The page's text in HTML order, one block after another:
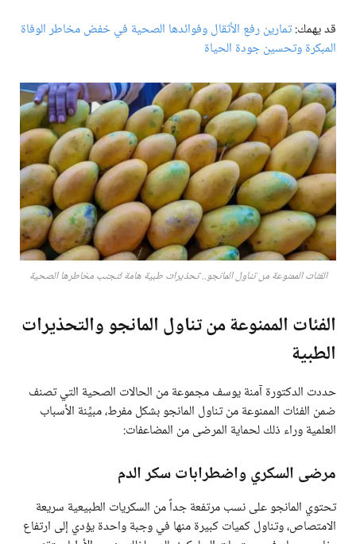
قد يهمك:تمارين رفع الأثقال وفوائدها الصحية في خفض مخاطر الوفاة
المبكرة وتحسين جودة الحياة
الفئات الممنوعة من تناول المانجو.. تحذيرات طبية هامة لتجنب مخاطرها الصحية
الفئات الممنوعة من تناول المانجو والتحذيرات
الطبية
حددت الدكتورة آمنة يوسف مجموعة من الحالات الصحية التي تصنف
ضمن الفئات الممنوعة من تناول المانجو بشكل مفرط، مبيِّنة الأسباب
العلمية وراء ذلك لحماية المرضى من المضاعفات:
مرضى السكري واضطرابات سكر الدم
تحتوي المانجو على نسب مرتفعة جداً من السكريات الطبيعية سريعة
الامتصاص، وتناول كميات كبيرة منها في وجبة واحدة يؤدي إلى ارتفاع